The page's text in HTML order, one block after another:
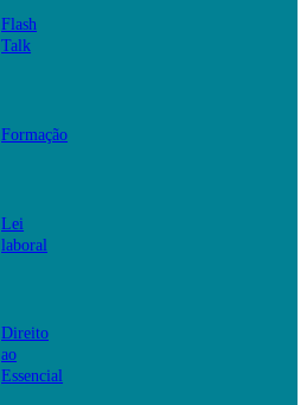
Flash
Talk
Formação
Lei
laboral
Direito
ao
Essencial